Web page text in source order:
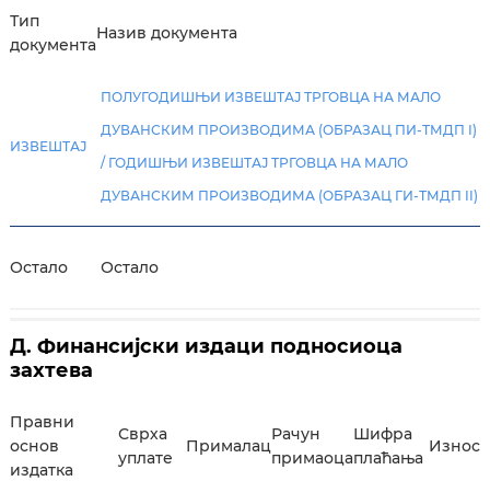
Тип
документа
Назив документа
ИЗВЕШТАЈ
ПОЛУГОДИШЊИ ИЗВЕШТАЈ ТРГОВЦА НА МАЛО
ДУВАНСКИМ ПРОИЗВОДИМА (ОБРАЗАЦ ПИ-ТМДП I)
/ ГОДИШЊИ ИЗВЕШТАЈ ТРГОВЦА НА МАЛО
ДУВАНСКИМ ПРОИЗВОДИМА (ОБРАЗАЦ ГИ-ТМДП II)
Остало Остало
Д. Финансијски издаци подносиоца
захтева
Правни
основ
издатка
Сврха
уплате
Прималац
Рачун
примаоца
Шифра
плаћања
Износ